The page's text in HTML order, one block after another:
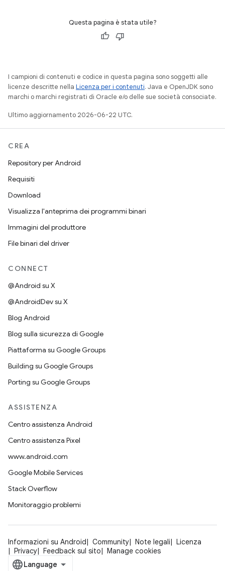
Questa pagina è stata utile?
I campioni di contenuti e codice in questa pagina sono soggetti alle
licenze descritte nella Licenza per i contenuti. Java e OpenJDK sono
marchi o marchi registrati di Oracle e/o delle sue società consociate.
Ultimo aggiornamento 2026-06-22 UTC.
CREA
Repository per Android
Requisiti
Download
Visualizza l'anteprima dei programmi binari
Immagini del produttore
File binari del driver
CONNECT
@Android su X
@AndroidDev su X
Blog Android
Blog sulla sicurezza di Google
Piattaforma su Google Groups
Building su Google Groups
Porting su Google Groups
ASSISTENZA
Centro assistenza Android
Centro assistenza Pixel
www.android.com
Google Mobile Services
Stack Overflow
Monitoraggio problemi
Informazioni su Android Community Note legali
Licenza
Privacy
Feedback sul sito Manage cookies